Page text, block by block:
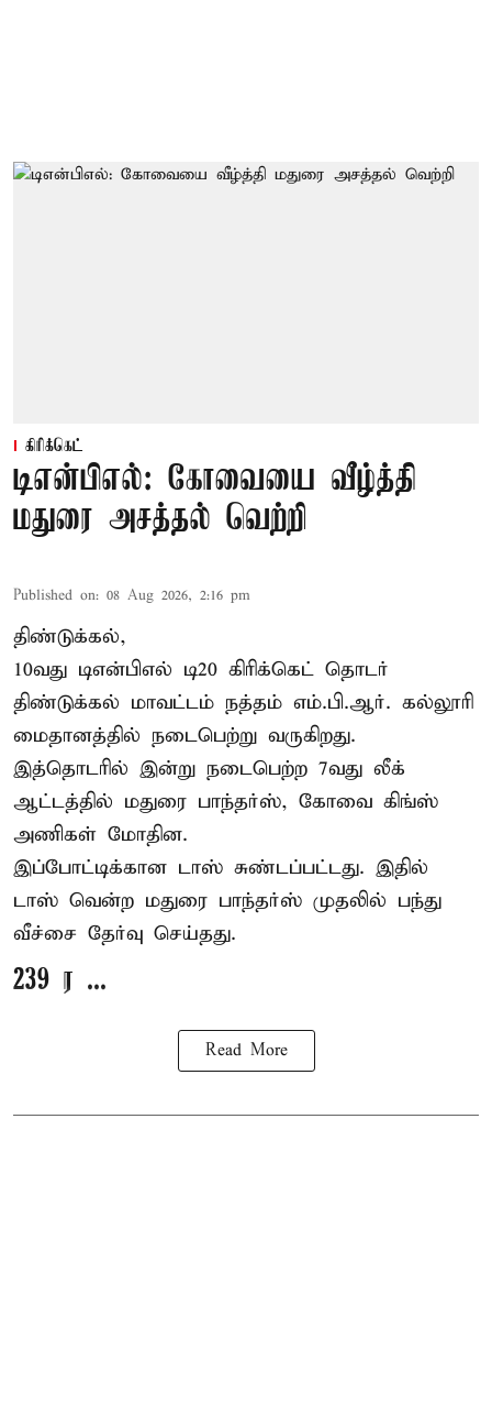
கிரிக்கெட்
டிஎன்பிஎல்: கோவையை வீழ்த்தி
மதுரை அசத்தல் வெற்றி
Published on: 08 Aug 2026, 2:16 pm
திண்டுக்கல்,
10வது டிஎன்பிஎல் டி20 கிரிக்கெட் தொடர்
திண்டுக்கல் மாவட்டம் நத்தம் எம்.பி.ஆர். கல்லூரி
மைதானத்தில் நடைபெற்று வருகிறது.
இத்தொடரில் இன்று நடைபெற்ற 7வது லீக்
ஆட்டத்தில் மதுரை பாந்தர்ஸ், கோவை கிங்ஸ்
அணிகள் மோதின.
இப்போட்டிக்கான டாஸ் சுண்டப்பட்டது. இதில்
டாஸ் வென்ற மதுரை பாந்தர்ஸ் முதலில் பந்து
வீச்சை தேர்வு செய்தது.
239 ர ...
Read More